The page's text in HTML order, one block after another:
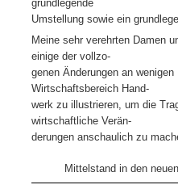
grundlegende
Umstellung sowie ein
Meine sehr verehrten Damen
einige der vollzo-
genen Änderungen an
Wirtschaftsbereich Hand-
werk zu illustrieren, um die
wirtschaftliche Verän-
derungen anschaulich zu
Mittelstand in den